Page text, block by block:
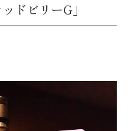
ドビリーG」